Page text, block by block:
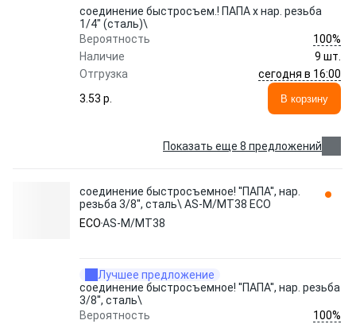
соединение быстросъем.! ПАПА х нар. резьба
1/4" (сталь)\
Вероятность
100%
Наличие
9 шт.
Отгрузка
сегодня в 16:00
3.53 p.
В корзину
Показать еще 8 предложений
соединение быстросъемное! ''ПАПА'', нар.
резьба 3/8'', сталь\ AS-M/MT38 ECO
ECOAS-M/MT38
Лучшее предложение
соединение быстросъемное! ''ПАПА'', нар. резьба
3/8'', сталь\
Вероятность
100%